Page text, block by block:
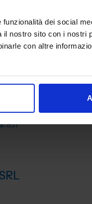
dei social
nostro sito con i nostri
con altre
nell'industria
servizi di terze parti
B57